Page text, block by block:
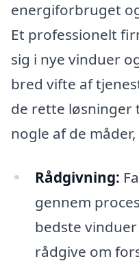
energiforbruget
Et professionelt
sig i nye vinduer
bred vifte af
de rette løsninger
nogle af de
Rådgivning:
gennem
bedste
rådgive om